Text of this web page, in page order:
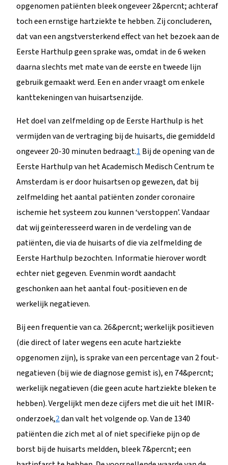
opgenomen patiënten bleek ongeveer 2&percnt; achteraf
toch een ernstige hartziekte te hebben. Zij concluderen,
dat van een angstversterkend effect van het bezoek aan de
Eerste Harthulp geen sprake was, omdat in de 6 weken
daarna slechts met mate van de eerste en tweede lijn
gebruik gemaakt werd. Een en ander vraagt om enkele
kanttekeningen van huisartsenzijde.
Het doel van zelfmelding op de Eerste Harthulp is het
vermijden van de vertraging bij de huisarts, die gemiddeld
ongeveer 20-30 minuten bedraagt.1 Bij de opening van de
Eerste Harthulp van het Academisch Medisch Centrum te
Amsterdam is er door huisartsen op gewezen, dat bij
zelfmelding het aantal patiënten zonder coronaire
ischemie het systeem zou kunnen ‘verstoppen’. Vandaar
dat wij geïnteresseerd waren in de verdeling van de
patiënten, die via de huisarts of die via zelfmelding de
Eerste Harthulp bezochten. Informatie hierover wordt
echter niet gegeven. Evenmin wordt aandacht
geschonken aan het aantal fout-positieven en de
werkelijk negatieven.
Bij een frequentie van ca. 26&percnt; werkelijk positieven
(die direct of later wegens een acute hartziekte
opgenomen zijn), is sprake van een percentage van 2 fout-
negatieven (bij wie de diagnose gemist is), en 74&percnt;
werkelijk negatieven (die geen acute hartziekte bleken te
hebben). Vergelijkt men deze cijfers met die uit het IMIR-
onderzoek,2dan valt het volgende op. Van de 1340
patiënten die zich met al of niet specifieke pijn op de
borst bij de huisarts meldden, bleek 7&percnt; een